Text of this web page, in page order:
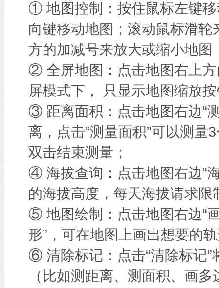
① 地图控制：按住鼠标左键
向键移动地图；滚动鼠标滑
方的加减号来放大或缩小地图
② 全屏地图：点击地图右上方
屏模式下， 只显示地图缩放
③ 距离面积：点击地图右边“
离，点击“测量面积”可以测量
双击结束测量；
④ 海拔查询：点击地图右边“
的海拔高度，每天海拔请求
⑤ 地图绘制：点击地图右边“画
形”，可在地图上画出想要的
⑥ 清除标记：点击“清除标记
（比如测距离、测面积、画多